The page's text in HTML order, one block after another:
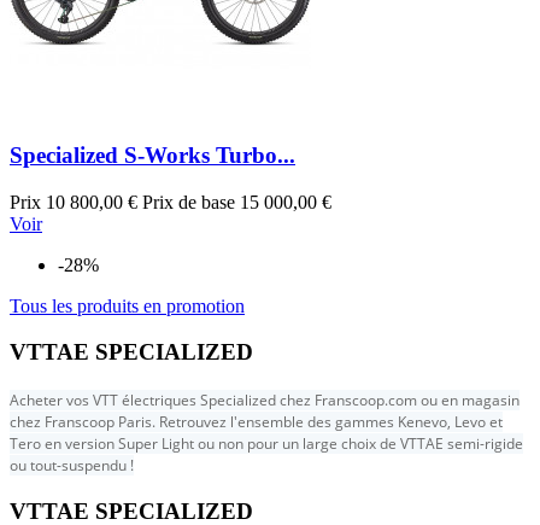
Specialized S-Works Turbo...
Prix 10 800,00 € Prix de base 15 000,00 €
Voir
-28%
Tous les produits en promotion
VTTAE SPECIALIZED
Acheter vos VTT électriques Specialized chez Franscoop.com ou en magasin
chez Franscoop Paris. Retrouvez l'ensemble des gammes Kenevo, Levo et
Tero en version Super Light ou non pour un large choix de VTTAE semi-rigide
ou tout-suspendu !
VTTAE SPECIALIZED